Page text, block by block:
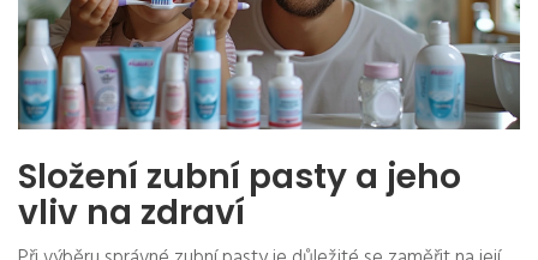
Složení zubní pasty a jeho
vliv na zdraví